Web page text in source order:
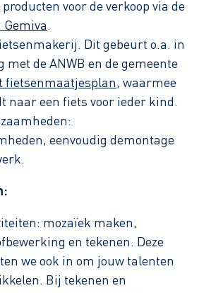
voor de verkoop via de
Gemiva.
Dit gebeurt o.a. in
de ANWB en de gemeente
fietsenmaatjesplan, waarmee
naar een fiets voor ieder kind.
eenvoudig demontage
mozaïek maken,
en tekenen. Deze
we ook in om jouw talenten
Bij tekenen en